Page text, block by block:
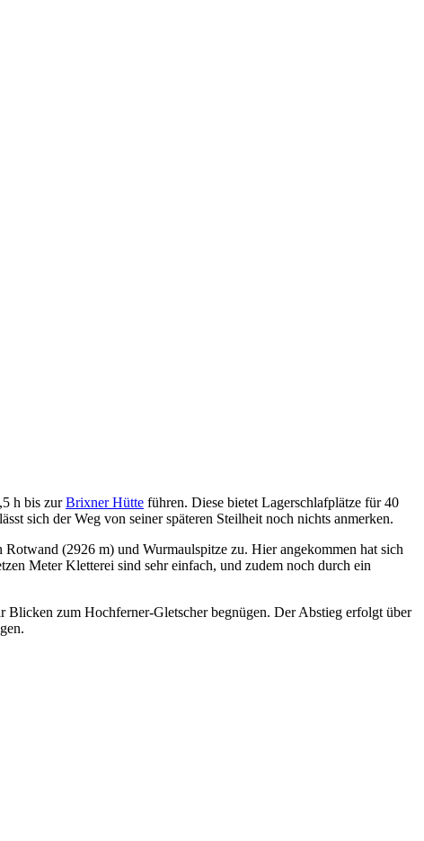
h bis zurBrixner Hütte führen. Diese bietet Lagerschlafplätze für 40
sich der Weg von seiner späteren Steilheit noch nichts anmerken.
(2926 m) und Wurmaulspitze zu. Hier angekommen hat sich
Meter Kletterei sind sehr einfach, und zudem noch durch ein
Blicken zum Hochferner-Gletscher begnügen. Der Abstieg erfolgt über